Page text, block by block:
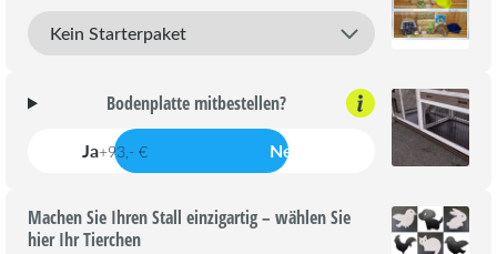
Bodenplatte mitbestellen?
Ja+93,- € Nein
Machen Sie Ihren Stall einzigartig – wählen Sie
hier Ihr Tierchen